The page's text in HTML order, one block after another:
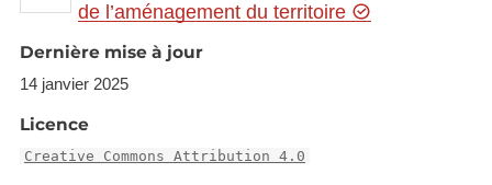
Link to Geocatalog:https://geocatalogue.gis-
gr.eu/geonetwork/srv/eng/catalog.search#/metadat
a/f7a30252-9b6a-4f95-8913-661fbfca2f6d
This dataset is published in the view service (WMS)
available at:
de l’aménagement du territoire
Dernière mise à jour
14 janvier 2025
Licence
Creative Commons Attribution 4.0